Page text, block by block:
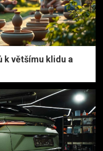
k většímu klidu a